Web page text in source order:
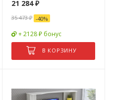
21 284₽
35 473₽ -40%
+ 2128 ₽ бонус
В КОРЗИНУ